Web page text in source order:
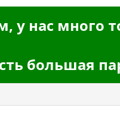
у нас много
большая